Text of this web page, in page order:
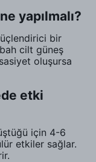
yapılmalı?
bir
cilt güneş
oluşursa
etki
için 4-6
etkiler sağlar.